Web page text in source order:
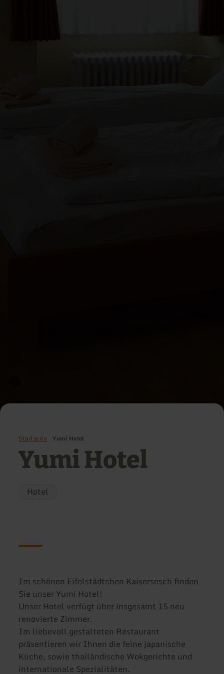
Startseite Yumi Hotel
Yumi Hotel
Hotel
Im schönen Eifelstädtchen Kaisersesch finden
Sie unser Yumi Hotel!
Unser Hotel verfügt über insgesamt 15 neu
renovierte Zimmer.
Im liebevoll gestalteten Restaurant
präsentieren wir Ihnen die feine japanische
Küche, sowie thailändische Wokgerichte und
internationale Spezialitäten.